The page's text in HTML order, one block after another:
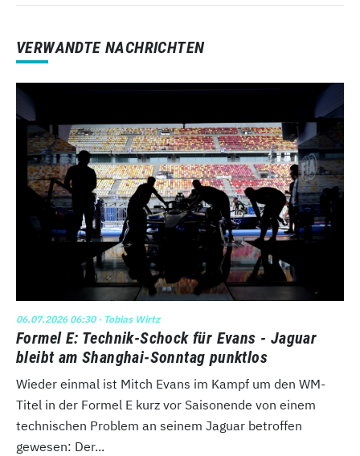
VERWANDTE NACHRICHTEN
06.07.2026 06:30· Tobias Wirtz
Formel E: Technik-Schock für Evans - Jaguar
bleibt am Shanghai-Sonntag punktlos
Wieder einmal ist Mitch Evans im Kampf um den WM-
Titel in der Formel E kurz vor Saisonende von einem
technischen Problem an seinem Jaguar betroffen
gewesen: Der...